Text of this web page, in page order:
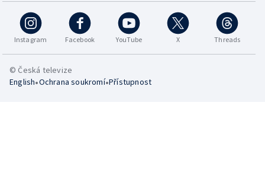
Instagram Facebook YouTube X Threads
© Česká televize
English•Ochrana soukromí•Přístupnost